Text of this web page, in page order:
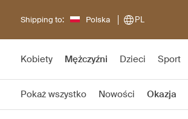
Shipping to: Polska PL
Kobiety Mężczyźni Dzieci Sport
Pokaż wszystko Nowości Okazja